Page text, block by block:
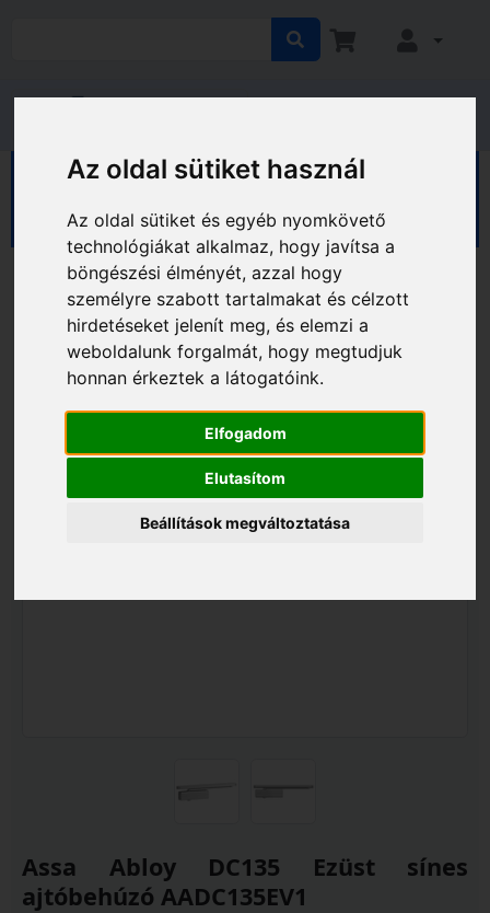
Az oldal sütiket használ
Az oldal sütiket és egyéb nyomkövető
technológiákat alkalmaz, hogy javítsa a
böngészési élményét, azzal hogy
személyre szabott tartalmakat és célzott
hirdetéseket jelenít meg, és elemzi a
weboldalunk forgalmát, hogy megtudjuk
honnan érkeztek a látogatóink.
Elfogadom
Elutasítom
Beállítások megváltoztatása
HÁZ KERT HOBBY Ház
Kaputechnika
Ajtóbehúzók
Assa Abloy DC135 Ezüst sínes
ajtóbehúzó AADC135EV1